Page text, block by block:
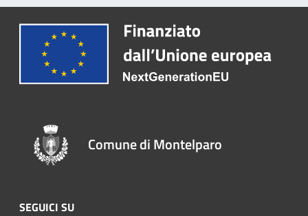
Comune di Montelparo
SEGUICI SU